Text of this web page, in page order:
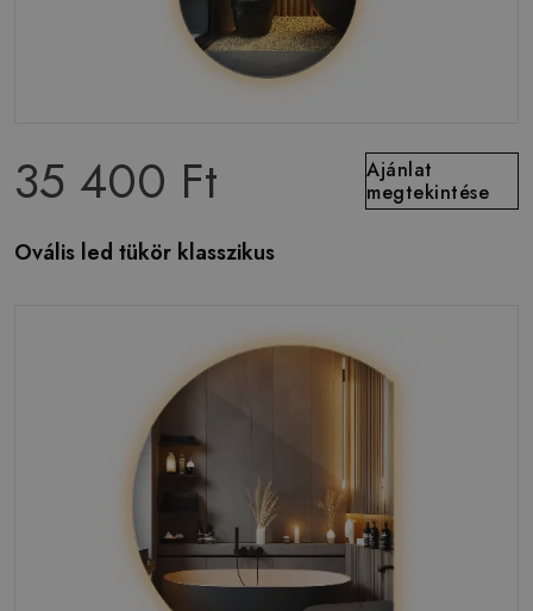
35 400 Ft
Ajánlat
megtekintése
Ovális led tükör klasszikus